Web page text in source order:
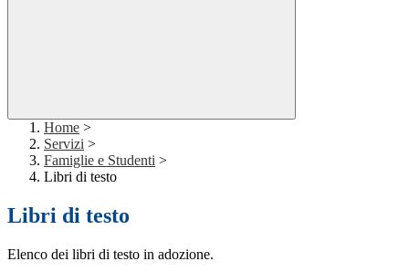
Home >
Servizi >
Famiglie e Studenti >
Libri di testo
Libri di testo
Elenco dei libri di testo in adozione.